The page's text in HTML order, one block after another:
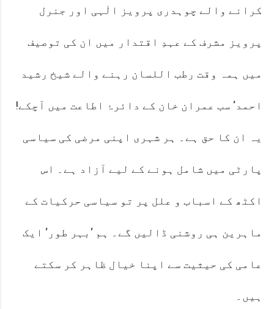
کرانے والے چوہدری پرویز الٰہی اور جنرل
پرویز مشرف کے عہدِ اقتدار میں ان کی توصیف
میں ہمہ وقت رطب اللسان رہنے والے شیخ رشید
احمد‘ سب عمران خان کے دائرۂ اطاعت میں آچکے!
یہ ان کا حق ہے۔ ہر شہری اپنی مرضی کی سیاسی
پارٹی میں شامل ہونے کے لیے آزاد ہے۔ اس
اکٹھ کے اسباب و علل پر تو سیاسی حرکیات کے
ماہرین ہی روشنی ڈالیں گے۔ ہم ‘بہر طور‘ ایک
عامی کی حیثیت سے اپنا خیال ظاہر کر سکتے
ہیں۔